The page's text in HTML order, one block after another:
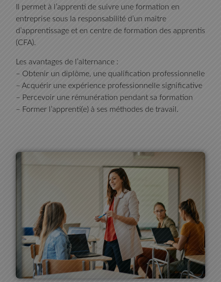
Il permet à l’apprenti de suivre une formation en
entreprise sous la responsabilité d’un maître
d’apprentissage et en centre de formation des apprentis
(CFA).
Les avantages de l’alternance :
– Obtenir un diplôme, une qualification professionnelle
– Acquérir une expérience professionnelle significative
– Percevoir une rémunération pendant sa formation
– Former l’apprenti(e) à ses méthodes de travail.